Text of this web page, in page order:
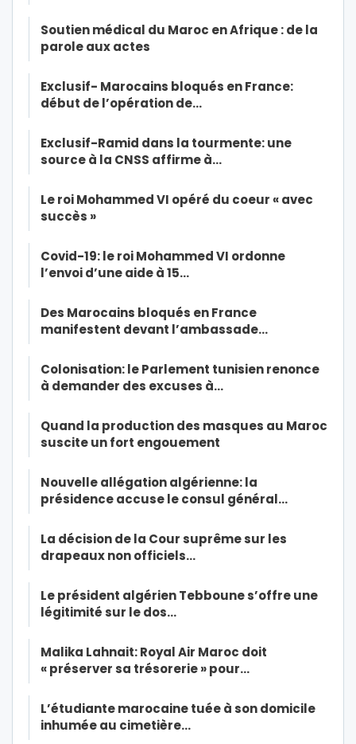
Soutien médical du Maroc en Afrique : de la
parole aux actes
Exclusif- Marocains bloqués en France:
début de l’opération de…
Exclusif-Ramid dans la tourmente: une
source à la CNSS affirme à…
Le roi Mohammed VI opéré du coeur « avec
succès »
Covid-19: le roi Mohammed VI ordonne
l’envoi d’une aide à 15…
Des Marocains bloqués en France
manifestent devant l’ambassade…
Colonisation: le Parlement tunisien renonce
à demander des excuses à…
Quand la production des masques au Maroc
suscite un fort engouement
Nouvelle allégation algérienne: la
présidence accuse le consul général…
La décision de la Cour suprême sur les
drapeaux non officiels…
Le président algérien Tebboune s’offre une
légitimité sur le dos…
Malika Lahnait: Royal Air Maroc doit
« préserver sa trésorerie » pour…
L’étudiante marocaine tuée à son domicile
inhumée au cimetière…